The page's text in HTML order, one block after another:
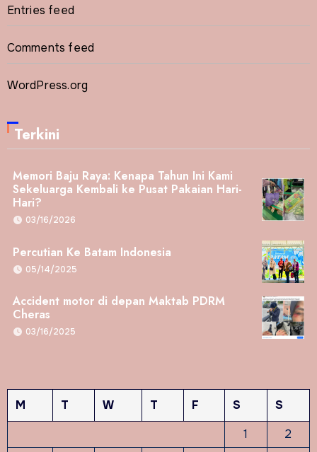
Entries feed
Comments feed
WordPress.org
Terkini
Memori Baju Raya: Kenapa Tahun Ini Kami
Sekeluarga Kembali ke Pusat Pakaian Hari-
Hari?
03/16/2026
Percutian Ke Batam Indonesia
05/14/2025
Accident motor di depan Maktab PDRM
Cheras
03/16/2025
M T W T F S
S
1
2